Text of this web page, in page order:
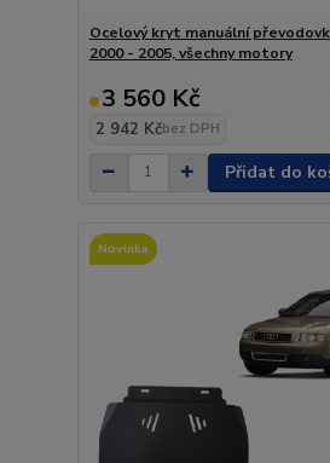
Ocelový kryt manuální
2000 - 2005, všechny motory
3 560 Kč
2 942 Kčbez DPH
Přidat do
Novinka